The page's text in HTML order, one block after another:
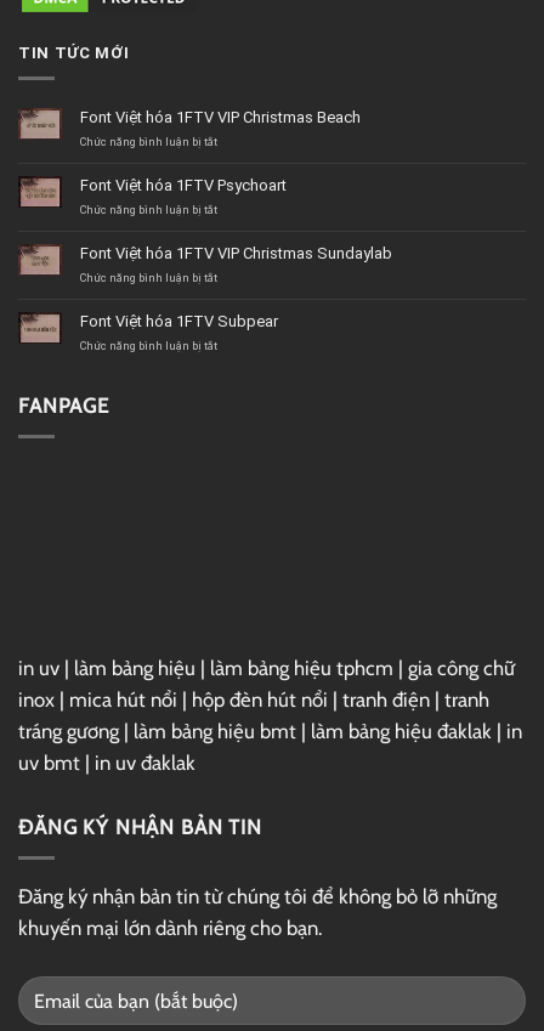
TIN TỨC MỚI
Font Việt hóa 1FTV VIP Christmas Beach
Chức năng bình luận bị tắtở
hóa
1FTV
Beach
Font Việt hóa 1FTV Psychoart
Chức năng bình luận bị tắtở
hóa
1FTV
Font Việt hóa 1FTV VIP Christmas Sundaylab
Chức năng bình luận bị tắtở
hóa
1FTV
Font Việt hóa 1FTV Subpear
Chức năng bình luận bị tắtở
FANPAGE
in uv | làm bảng hiệu | làm bảng hiệu tphcm | gia công chữ
inox | mica hút nổi | hộp đèn hút nổi | tranh điện | tranh
tráng gương | làm bảng hiệu bmt | làm bảng hiệu đaklak | in
uv bmt | in uv đaklak
ĐĂNG KÝ NHẬN BẢN TIN
Đăng ký nhận bản tin từ chúng tôi để không bỏ lỡ những
khuyến mại lớn dành riêng cho bạn.